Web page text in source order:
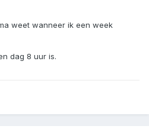
weet wanneer ik een week
dag 8 uur is.